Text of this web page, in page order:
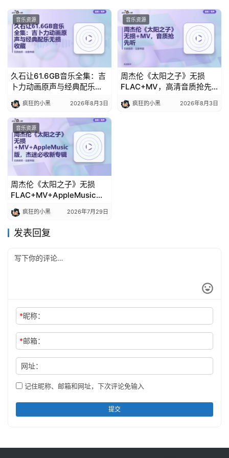
音乐资源
久石让61.6GB音乐全集：吉
卜力动画原声与经典配乐无
损收藏
疯狂的小黑 2026年8月3日
音乐资源
周杰伦《太阳之子》无损
FLAC+MV，高清音质抢先
听
疯狂的小黑 2026年8月3日
音乐资源
周杰伦《太阳之子》无损
FLAC+MV+AppleMusic
版，杰迷必收新专辑
疯狂的小黑 2026年7月29日
发表回复
*昵称：
*邮箱：
网址：
记住昵称、邮箱和网址，下次评论免输入
提交